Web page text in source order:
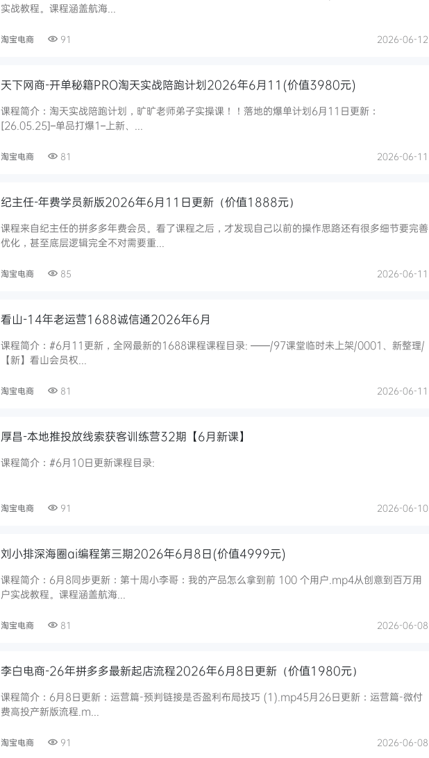
实战教程。课程涵盖航海...
淘宝电商 91 2026-06-12
天下网商-开单秘籍PRO淘天实战陪跑计划2026年6月11(价值3980元)
课程简介：淘天实战陪跑计划，旷旷老师弟子实操课！！落地的爆单计划6月11日更新：
[26.05.25]–单品打爆1–上新、...
淘宝电商 81 2026-06-11
纪主任-年费学员新版2026年6月11日更新（价值1888元）
课程来自纪主任的拼多多年费会员。看了课程之后，才发现自己以前的操作思路还有很多细节要完善
优化，甚至底层逻辑完全不对需要重...
淘宝电商 85 2026-06-11
看山-14年老运营1688诚信通2026年6月
课程简介：#6月11更新，全网最新的1688课程课程目录: ——/97课堂临时未上架/0001、新整理/
【新】看山会员权...
淘宝电商 81 2026-06-11
厚昌-本地推投放线索获客训练营32期【6月新课】
课程简介：#6月10日更新课程目录:
淘宝电商 91 2026-06-10
刘小排深海圈ai编程第三期2026年6月8日(价值4999元)
课程简介：6月8同步更新：第十周小李哥：我的产品怎么拿到前 100 个用户.mp4从创意到百万用
户实战教程。课程涵盖航海...
淘宝电商 81 2026-06-08
李白电商-26年拼多多最新起店流程2026年6月8日更新（价值1980元）
课程简介：6月8日更新：运营篇-预判链接是否盈利布局技巧 (1).mp45月26日更新：运营篇-微付
费高投产新版流程.m...
淘宝电商 91 2026-06-08